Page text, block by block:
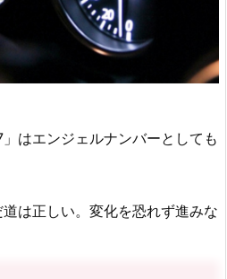
はエンジェルナンバーとしても
は正しい。変化を恐れず進みな